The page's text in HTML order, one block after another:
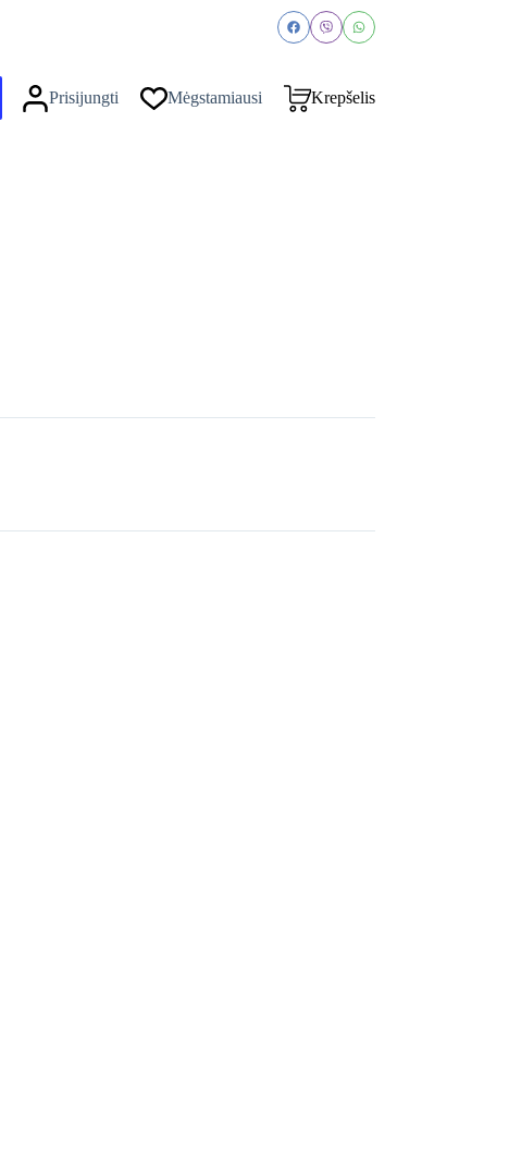
Prisijungti Mėgstamiausi Krepšelis